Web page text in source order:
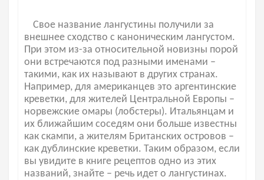
Свое название лангустины получили за
внешнее сходство с каноническим лангустом.
При этом из-за относительной новизны порой
они встречаются под разными именами –
такими, как их называют в других странах.
Например, для американцев это аргентинские
креветки, для жителей Центральной Европы –
норвежские омары (лобстеры). Итальянцам и
их ближайшим соседям они больше известны
как скампи, а жителям Британских островов –
как дублинские креветки. Таким образом, если
вы увидите в книге рецептов одно из этих
названий, знайте – речь идет о лангустинах.